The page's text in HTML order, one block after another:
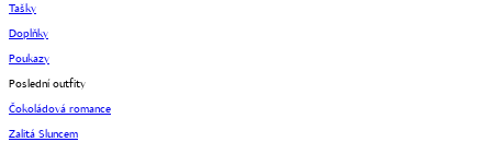
Tašky
Doplňky
Poukazy
Poslední outfity
Čokoládová romance
Zalitá Sluncem